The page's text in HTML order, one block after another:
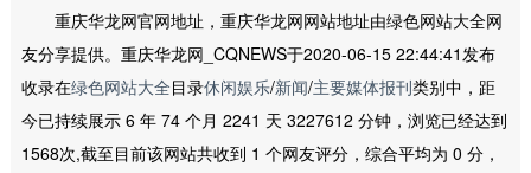
重庆华龙网官网地址，重庆华龙网网站地址由绿色网站大全网
友分享提供。重庆华龙网_CQNEWS于2020-06-15 22:44:41发布
收录在绿色网站大全目录休闲娱乐/新闻/主要媒体报刊类别中，距
今已持续展示 6 年 74 个月 2241 天 3227612 分钟，浏览已经达到
1568次,截至目前该网站共收到 1 个网友评分，综合平均为 0 分，